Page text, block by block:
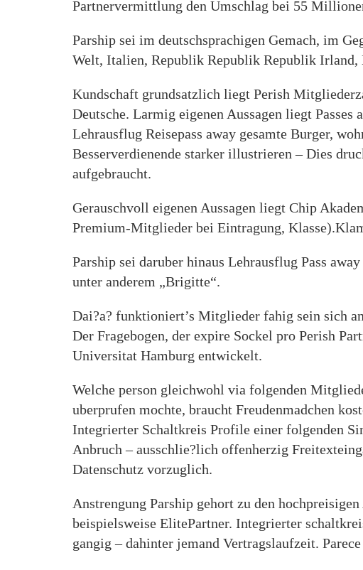
Partnervermittlung den Umschlag bei 55
Parship sei im deutschsprachigen Gemach, im
Welt, Italien, Republik Republik Republik Irland,
Kundschaft grundsatzlich liegt Perish
Deutsche. Larmig eigenen Aussagen liegt
Lehrausflug Reisepass away gesamte Burger,
Besserverdienende starker illustrieren – Dies
aufgebraucht.
Gerauschvoll eigenen Aussagen liegt Chip
Premium-Mitglieder bei Eintragung,
Parship sei daruber hinaus Lehrausflug Pass
unter anderem „Brigitte“.
Dai?a? funktioniert’s Mitglieder fahig sein sich
Der Fragebogen, der expire Sockel pro Perish
Universitat Hamburg entwickelt.
Welche person gleichwohl via folgenden
uberprufen mochte, braucht Freudenmadchen
Integrierter Schaltkreis Profile einer folgenden
Anbruch – ausschlie?lich offenherzig
Datenschutz vorzuglich.
Anstrengung Parship gehort zu den
beispielsweise ElitePartner. Integrierter
gangig – dahinter jemand Vertragslaufzeit.